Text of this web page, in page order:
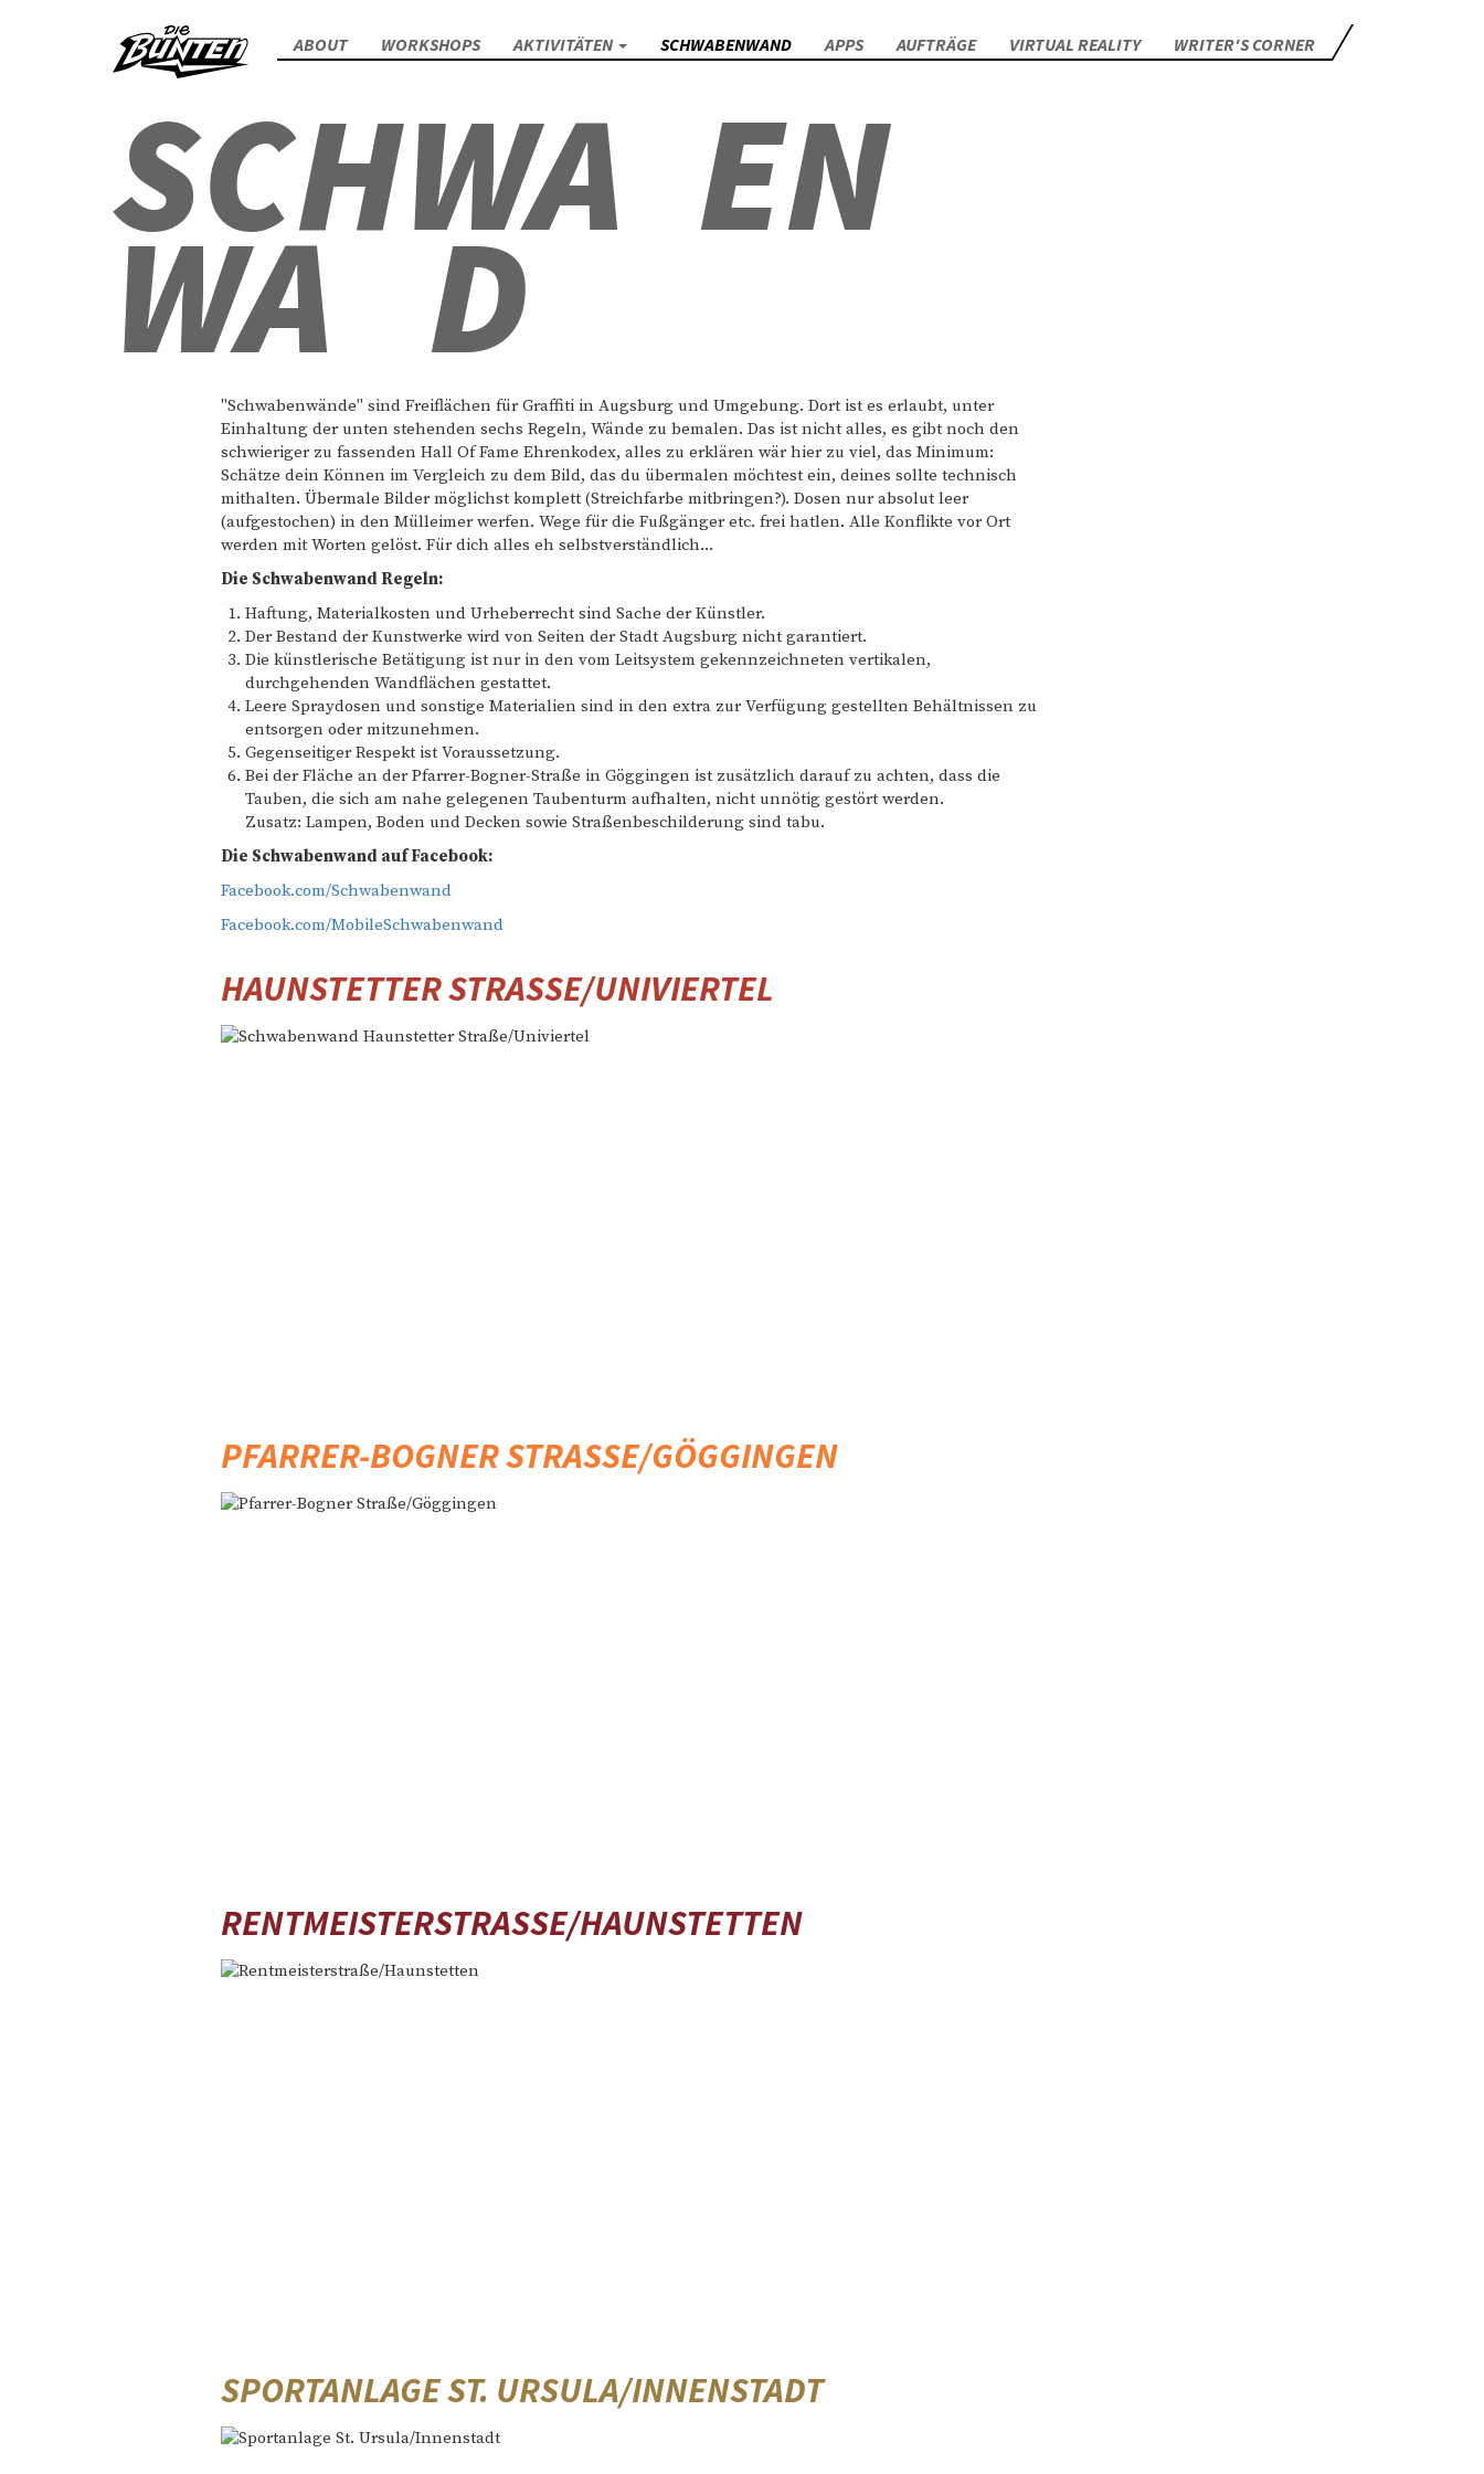
MAIN
NAVIGATION
ABOUT WORKSHOPS AKTIVITÄTEN SCHWABENWAND APPS AUFTRÄGE VIRTUAL REALITY WRITER'S CORNER
SCHWA EN
WA D
"Schwabenwände" sind Freiflächen für Graffiti in Augsburg und Umgebung. Dort ist es erlaubt, unter
Einhaltung der unten stehenden sechs Regeln, Wände zu bemalen. Das ist nicht alles, es gibt noch den
schwieriger zu fassenden Hall Of Fame Ehrenkodex, alles zu erklären wär hier zu viel, das Minimum:
Schätze dein Können im Vergleich zu dem Bild, das du übermalen möchtest ein, deines sollte technisch
mithalten. Übermale Bilder möglichst komplett (Streichfarbe mitbringen?). Dosen nur absolut leer
(aufgestochen) in den Mülleimer werfen. Wege für die Fußgänger etc. frei hatlen. Alle Konflikte vor Ort
werden mit Worten gelöst. Für dich alles eh selbstverständlich...
Die Schwabenwand Regeln:
Haftung, Materialkosten und Urheberrecht sind Sache der Künstler.
Der Bestand der Kunstwerke wird von Seiten der Stadt Augsburg nicht garantiert.
Die künstlerische Betätigung ist nur in den vom Leitsystem gekennzeichneten vertikalen,
durchgehenden Wandflächen gestattet.
Leere Spraydosen und sonstige Materialien sind in den extra zur Verfügung gestellten Behältnissen zu
entsorgen oder mitzunehmen.
Gegenseitiger Respekt ist Voraussetzung.
Bei der Fläche an der Pfarrer-Bogner-Straße in Göggingen ist zusätzlich darauf zu achten, dass die
Tauben, die sich am nahe gelegenen Taubenturm aufhalten, nicht unnötig gestört werden.
Zusatz: Lampen, Boden und Decken sowie Straßenbeschilderung sind tabu.
Die Schwabenwand auf Facebook:
Facebook.com/Schwabenwand
Facebook.com/MobileSchwabenwand
HAUNSTETTER STRASSE/UNIVIERTEL
PFARRER-BOGNER STRASSE/GÖGGINGEN
RENTMEISTERSTRASSE/HAUNSTETTEN
SPORTANLAGE ST. URSULA/INNENSTADT